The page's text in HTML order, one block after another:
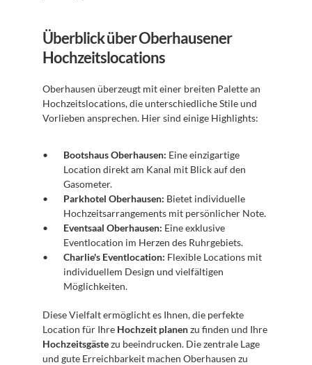
Überblick über Oberhausener
Hochzeitslocations
Oberhausen überzeugt mit einer breiten Palette an
Hochzeitslocations, die unterschiedliche Stile und
Vorlieben ansprechen. Hier sind einige Highlights:
Bootshaus Oberhausen: Eine einzigartige
Location direkt am Kanal mit Blick auf den
Gasometer.
Parkhotel Oberhausen: Bietet individuelle
Hochzeitsarrangements mit persönlicher Note.
Eventsaal Oberhausen: Eine exklusive
Eventlocation im Herzen des Ruhrgebiets.
Charlie's Eventlocation: Flexible Locations mit
individuellem Design und vielfältigen
Möglichkeiten.
Diese Vielfalt ermöglicht es Ihnen, die perfekte
Location für Ihre Hochzeit planen
Hochzeitsgäste zu beeindrucken. Die zentrale Lage
und gute Erreichbarkeit machen Oberhausen zu